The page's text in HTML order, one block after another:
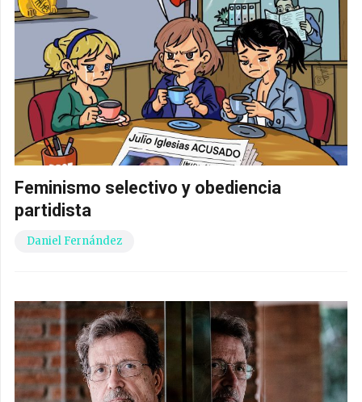
Feminismo selectivo y obediencia
partidista
Daniel Fernández